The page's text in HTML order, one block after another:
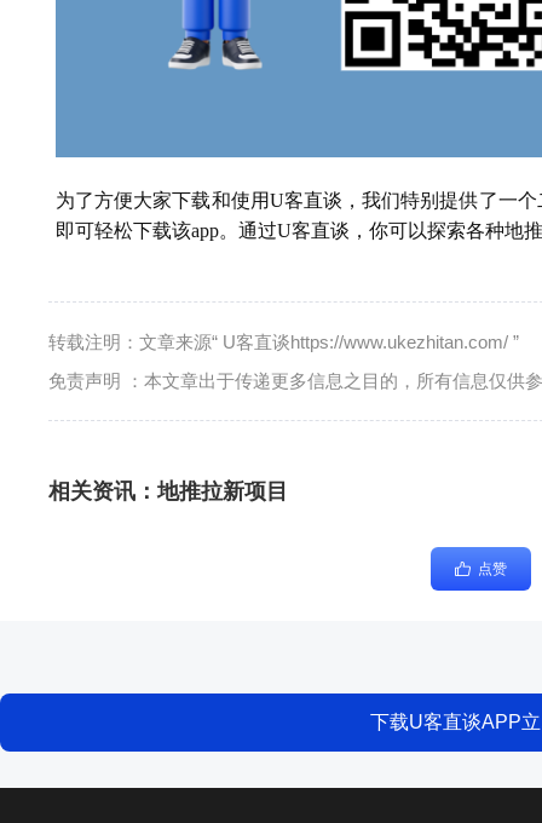
为了方便大家下载和使用U客直谈，我们特别提供了一
即可轻松下载该app。通过U客直谈，你可以探索各种地
转载注明：文章来源“ U客直谈https://www.ukezhitan.com/ ”
免责声明 ：本文章出于传递更多信息之目的，所有信息仅供
相关资讯：地推拉新项目
点赞
下载U客直谈APP